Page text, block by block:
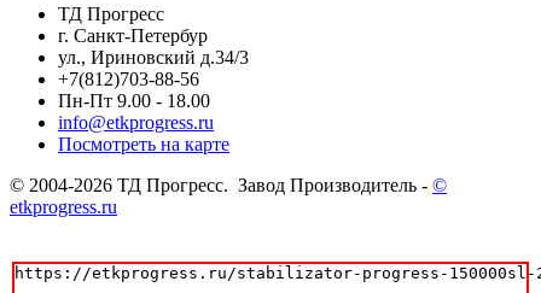
ТД Прогресс
г. Санкт-Петербур
ул., Ириновский д.34/3
+7(812)703-88-56
Пн-Пт 9.00 - 18.00
info@etkprogress.ru
Посмотреть на карте
© 2004-2026 ТД Прогресс. Завод Производитель - ©
etkprogress.ru
https://etkprogress.ru/stabilizator-progress-150000sl-